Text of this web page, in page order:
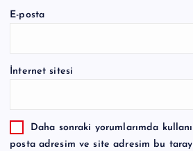
E-posta
İnternet sitesi
Daha sonraki yorumlarımda
posta adresim ve site adresim bu